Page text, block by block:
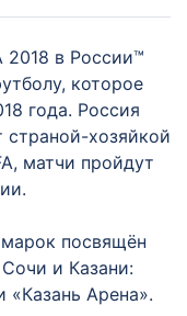
2018 в России™
которое
года. Россия
страной-хозяйкой
матчи пройдут
посвящён
и Казани:
Арена».